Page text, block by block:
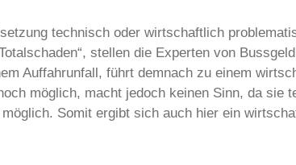
technisch oder wirtschaftlich
stellen die Experten von
Auffahrunfall, führt demnach zu einem
möglich, macht jedoch keinen Sinn, da sie
Somit ergibt sich auch hier ein